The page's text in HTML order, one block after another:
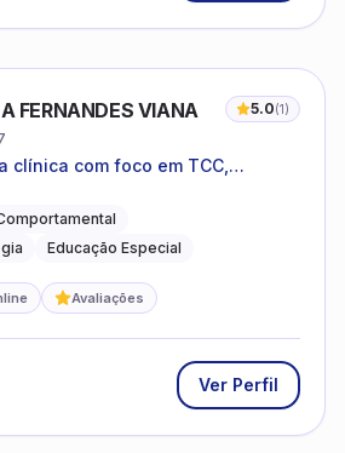
FERNANDES VIANA 5.0(1)
clínica com foco em TCC,
Educação Especial
Avaliações
Ver Perfil